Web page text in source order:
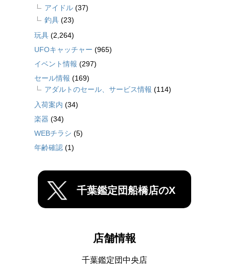
アイドル (37)
釣具 (23)
玩具 (2,264)
UFOキャッチャー (965)
イベント情報 (297)
セール情報 (169)
アダルトのセール、サービス情報 (114)
入荷案内 (34)
楽器 (34)
WEBチラシ (5)
年齢確認 (1)
千葉鑑定団船橋店のX
店舗情報
千葉鑑定団中央店